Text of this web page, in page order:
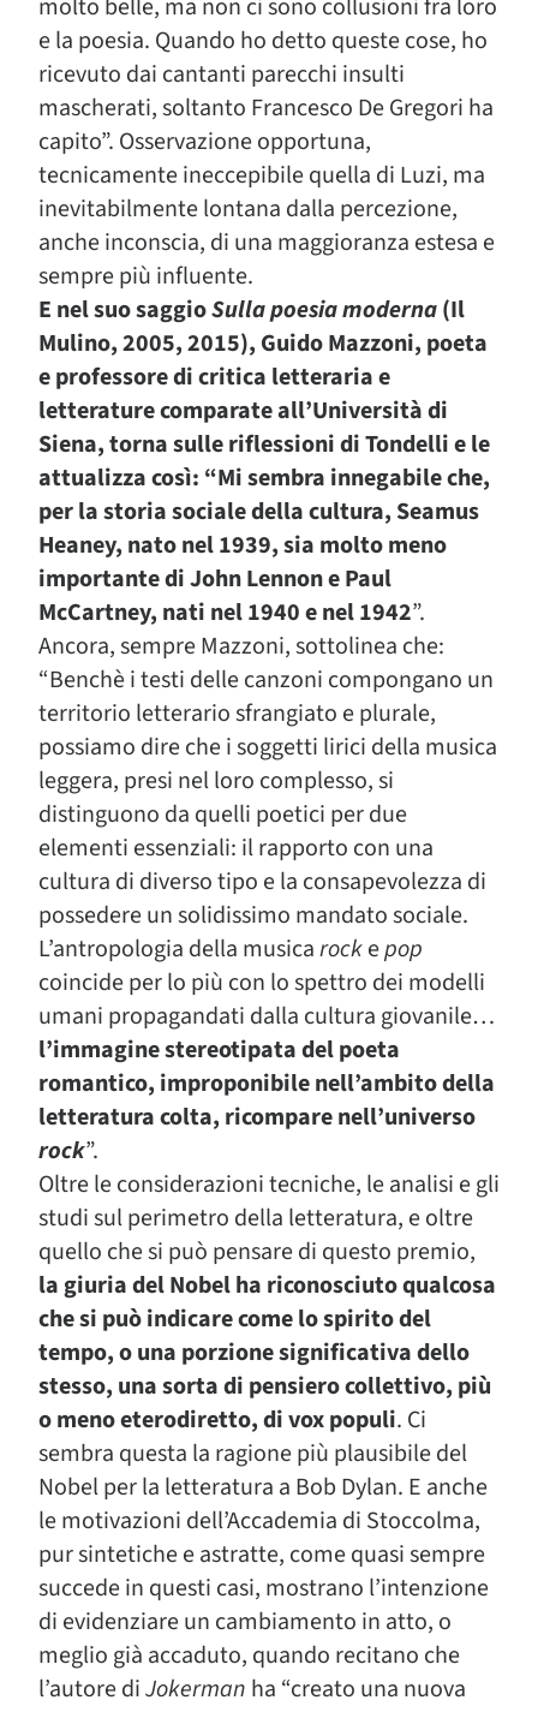
molto belle, ma non ci sono collusioni fra loro
e la poesia. Quando ho detto queste cose, ho
ricevuto dai cantanti parecchi insulti
mascherati, soltanto Francesco De Gregori ha
capito”. Osservazione opportuna,
tecnicamente ineccepibile quella di Luzi, ma
inevitabilmente lontana dalla percezione,
anche inconscia, di una maggioranza estesa e
sempre più influente.
E nel suo saggioSulla poesia moderna(Il
Mulino, 2005, 2015), Guido Mazzoni, poeta
e professore di critica letteraria e
letterature comparate all’Università di
Siena, torna sulle riflessioni di Tondelli e le
attualizza così: “Mi sembra innegabile che,
per la storia sociale della cultura, Seamus
Heaney, nato nel 1939, sia molto meno
importante di John Lennon e Paul
McCartney, nati nel 1940 e nel 1942”.
Ancora, sempre Mazzoni, sottolinea che:
“Benchè i testi delle canzoni compongano un
territorio letterario sfrangiato e plurale,
possiamo dire che i soggetti lirici della musica
leggera, presi nel loro complesso, si
distinguono da quelli poetici per due
elementi essenziali: il rapporto con una
cultura di diverso tipo e la consapevolezza di
possedere un solidissimo mandato sociale.
L’antropologia della musicarockepop
coincide per lo più con lo spettro dei modelli
umani propagandati dalla cultura giovanile…
l’immagine stereotipata del poeta
romantico, improponibile nell’ambito della
letteratura colta, ricompare nell’universo
rock”.
Oltre le considerazioni tecniche, le analisi e gli
studi sul perimetro della letteratura, e oltre
quello che si può pensare di questo premio,
la giuria del Nobel ha riconosciuto qualcosa
che si può indicare come lo spirito del
tempo, o una porzione significativa dello
stesso, una sorta di pensiero collettivo, più
o meno eterodiretto, di vox populi. Ci
sembra questa la ragione più plausibile del
Nobel per la letteratura a Bob Dylan. E anche
le motivazioni dell’Accademia di Stoccolma,
pur sintetiche e astratte, come quasi sempre
succede in questi casi, mostrano l’intenzione
di evidenziare un cambiamento in atto, o
meglio già accaduto, quando recitano che
l’autore diJokerman ha “creato una nuova